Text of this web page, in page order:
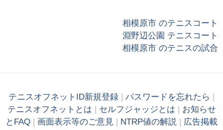
相模原市 のテニスコート
淵野辺公園 テニスコート
相模原市 のテニスの試合
テニスオフネットID新規登録 パスワードを忘れたら
テニスオフネットとは
セルフジャッジとは
お知らせ
とFAQ
画面表示等のご意見 NTRP値の解説
広告掲載